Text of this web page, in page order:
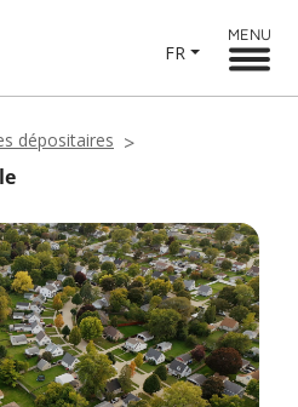
FR
MENU
dépositaires